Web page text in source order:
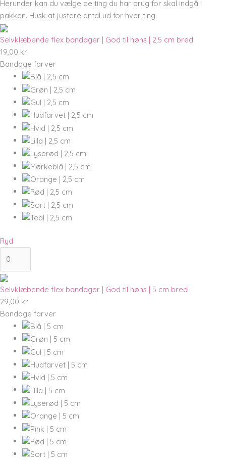
Herunder kan du vælge de ting du har brug for skal indgå i
pakken. Husk at justere antal ud for hver ting.
Selvklæbende flex bandager | God til høns | 2,5 cm bred
19,00 kr.
Bandage farver
Ryd
Selvklæbende flex bandager | God til høns | 5 cm bred
29,00 kr.
Bandage farver